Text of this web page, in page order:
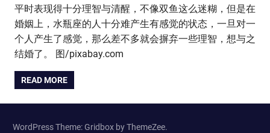
平时表现得十分理智与清醒，不像双鱼这么迷糊，但是在
婚姻上，水瓶座的人十分难产生有感觉的状态，一旦对一
个人产生了感觉，那么差不多就会摒弃一些理智，想与之
结婚了。 图/pixabay.com
READ MORE
WordPress Theme: Gridbox by ThemeZee.